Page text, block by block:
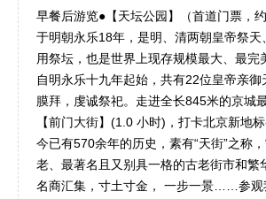
早餐后游览●【天坛公园】（首道门票，
于明朝永乐18年，是明、清两朝皇帝祭
用祭坛，也是世界上现存规模最大、最完
自明永乐十九年起始，共有22位皇帝亲
膜拜，虔诚祭祀。走进全长845米的京城
【前门大街】(1.0 小时)，打卡北京新地
今已有570余年的历史，素有“天街”之称
老、最著名且又别具一格的古老街市和繁
名商汇集，寸土寸金， 一步一景……参观